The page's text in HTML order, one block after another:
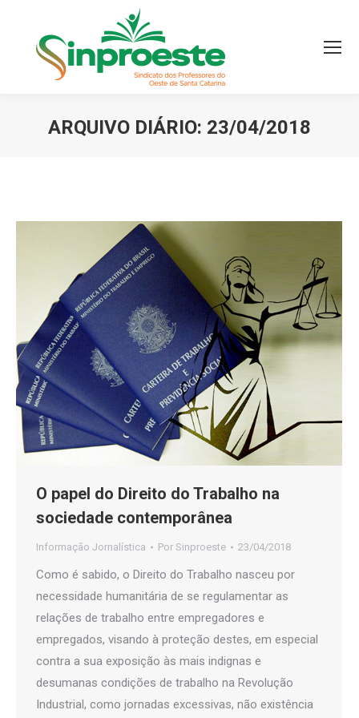
ARQUIVO DIÁRIO: 23/04/2018
O papel do Direito do Trabalho na
sociedade contemporânea
Informação Jornalística Por Sinproeste 23/04/2018
Como é sabido, o Direito do Trabalho nasceu por
necessidade humanitária de se regulamentar as
relações de trabalho entre empregadores e
empregados, visando à proteção destes, em especial
contra a sua exposição às mais indignas e
desumanas condições de trabalho na Revolução
Industrial, como jornadas excessivas, não existência